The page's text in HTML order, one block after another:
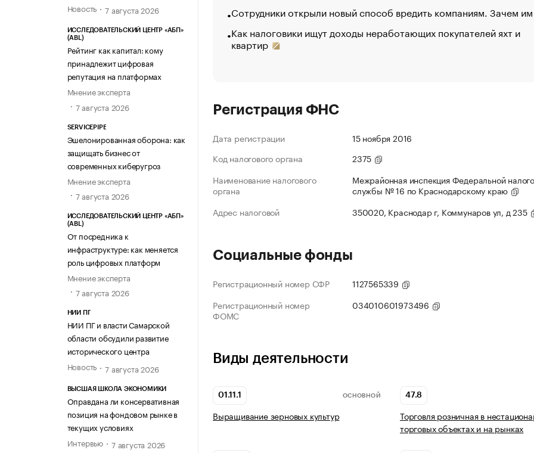
Новость
7 августа 2026
ИССЛЕДОВАТЕЛЬСКИЙ ЦЕНТР «АБП»
(ABL)
Рейтинг как капитал: кому
принадлежит цифровая
репутация на платформах
Мнение эксперта
7 августа 2026
SERVICEPIPE
Эшелонированная оборона: как
защищать бизнес от
современных киберугроз
Мнение эксперта
7 августа 2026
ИССЛЕДОВАТЕЛЬСКИЙ ЦЕНТР «АБП»
(ABL)
От посредника к
инфраструктуре: как меняется
роль цифровых платформ
Мнение эксперта
7 августа 2026
НИИ ПГ
НИИ ПГ и власти Самарской
области обсудили развитие
исторического центра
Новость
7 августа 2026
ВЫСШАЯ ШКОЛА ЭКОНОМИКИ
Оправдана ли консервативная
позиция на фондовом рынке в
текущих условиях
Интервью
7 августа 2026
Сотрудники открыли новый способ вредить компаниям. Зачем
Как налоговики ищут доходы неработающих покупателей яхт и
квартир
Регистрация ФНС
Дата регистрации
15 ноября 2016
Код налогового органа
2375
Наименование налогового
органа
Межрайонная инспекция Федеральной
службы № 16 по Краснодарскому краю
Адрес налоговой
350020, Краснодар г, Коммунаров ул, д 235
Социальные фонды
Регистрационный номер СФР
1127565339
Регистрационный номер
ФОМС
034010601973496
Виды деятельности
01.11.1 ОСНОВНОЙ
Выращивание зерновых культур
47.8
Торговля розничная в
торговых объектах и на рынках